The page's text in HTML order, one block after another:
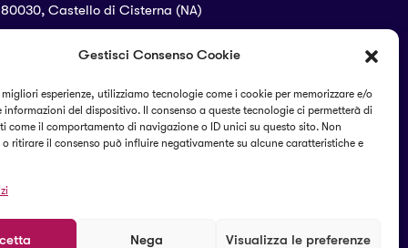
Gestisci Consenso Cookie
esperienze, utilizziamo tecnologie come i cookie per memorizzare e/o
informazioni del dispositivo. Il consenso a queste tecnologie ci permetterà di
come il comportamento di navigazione o ID unici su questo sito. Non
ritirare il consenso può influire negativamente su alcune caratteristiche e
Nega Visualizza le preferenze
80030, Castello di Cisterna (NA)
SEGUICI SUI SOCIAL